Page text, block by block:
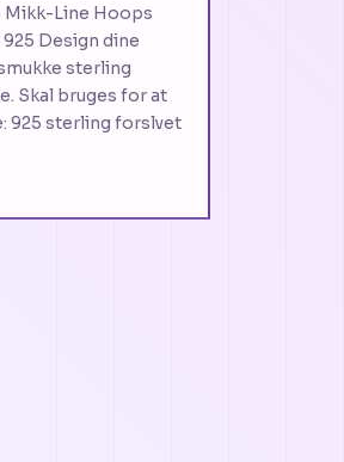
Mikk-Line Hoops
Design dine
sterling
Skal bruges for at
925 sterling forslvet